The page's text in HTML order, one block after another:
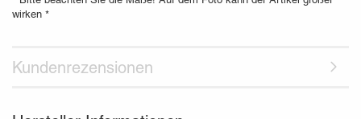
wirken *
Kundenrezensionen